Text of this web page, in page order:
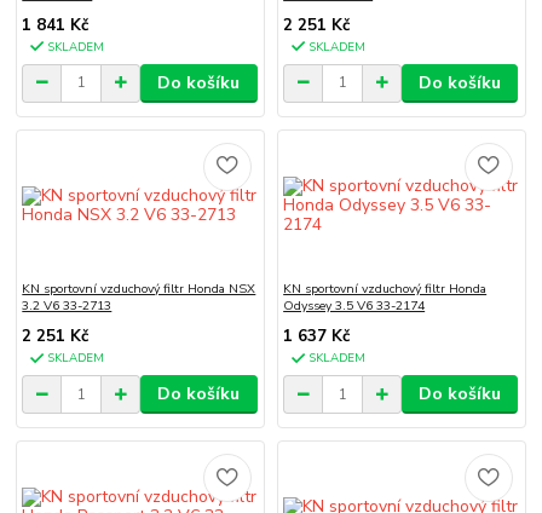
1 841 Kč
SKLADEM
Do košíku
2 251 Kč
SKLADEM
Do košíku
KN sportovní vzduchový filtr Honda NSX
3.2 V6 33-2713
2 251 Kč
SKLADEM
Do košíku
KN sportovní vzduchový filtr Honda
Odyssey 3.5 V6 33-2174
1 637 Kč
SKLADEM
Do košíku